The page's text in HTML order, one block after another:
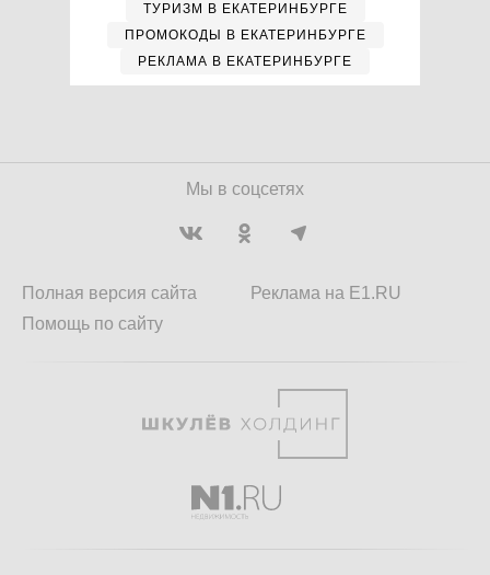
ТУРИЗМ В ЕКАТЕРИНБУРГЕ
ПРОМОКОДЫ В ЕКАТЕРИНБУРГЕ
РЕКЛАМА В ЕКАТЕРИНБУРГЕ
Мы в соцсетях
Полная версия сайта
Помощь по сайту
Реклама на E1.RU